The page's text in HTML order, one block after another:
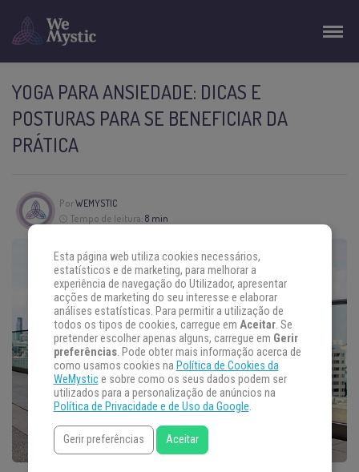
YOGA PARA ANSIEDADE: DICAS E
POSTURAS PARA SE BENEFICIAR DA
PRÁTICA
PorWEMYSTIC
Tempo de leitura: 8 min
Esta página web utiliza cookies necessários,
estatísticos e de marketing, para melhorar a
experiência de navegação do Utilizador, apresentar
acções de marketing do seu interesse e elaborar
análises estatísticas. Para permitir a utilização de
todos os tipos de cookies, carregue em Aceitar. Se
pretender escolher apenas alguns, carregue em Gerir
preferências. Pode obter mais informação acerca de
como usamos cookies na Política de Cookies da
WeMystice sobre como os seus dados podem ser
utilizados para a personalização de anúncios na
Política de Privacidade e de Uso da Google.
Gerir preferências Aceitar